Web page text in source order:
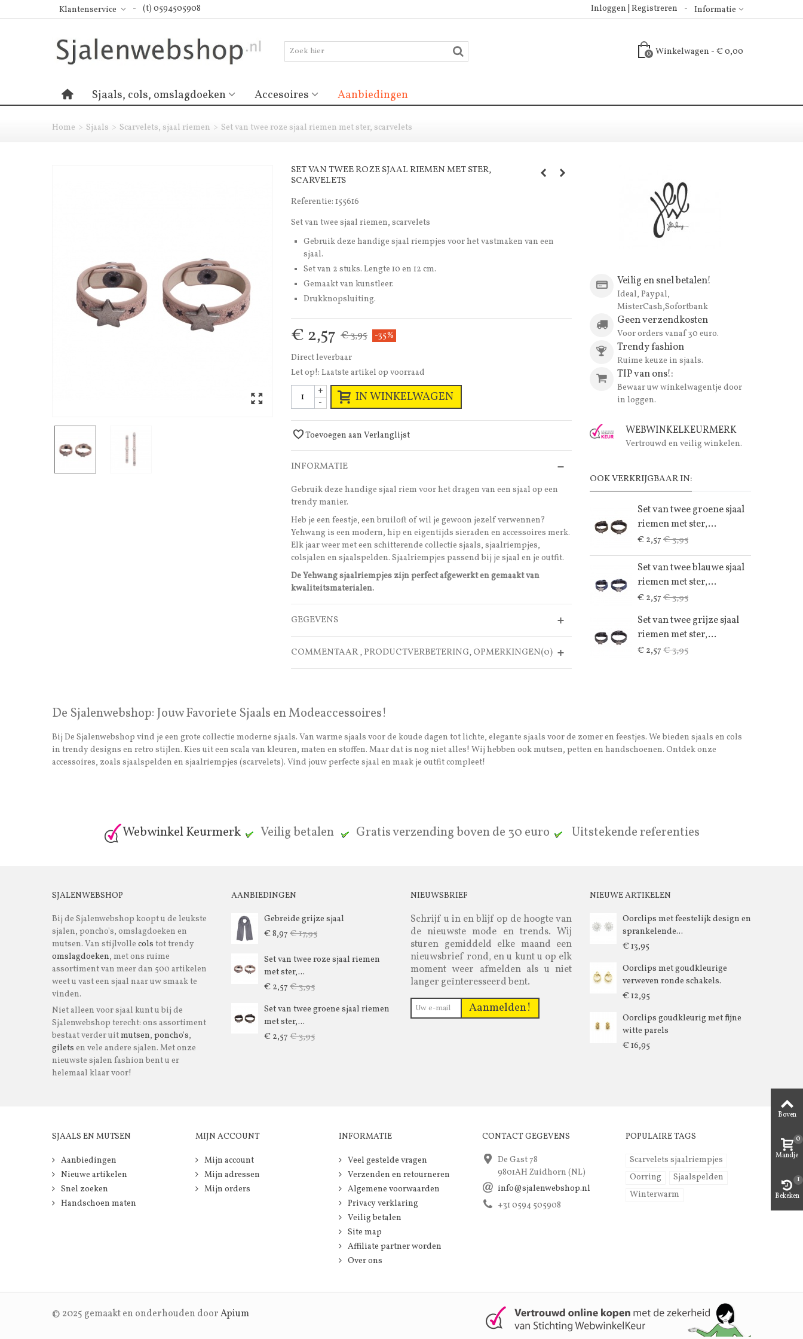
Klantenservice (t) 0594505908 Informatie
Inloggen | Registreren
0 Winkelwagen - € 0,00
Sjaals, cols, omslagdoeken Accesoires Aanbiedingen
Home > Sjaals > Scarvelets, sjaal riemen > Set van twee roze sjaal riemen met ster, scarvelets
SET VAN TWEE ROZE SJAAL RIEMEN MET STER,
SCARVELETS
Referentie: 155616
Set van twee sjaal riemen, scarvelets
Gebruik deze handige sjaal riempjes voor het vastmaken van een
sjaal.
Set van 2 stuks. Lengte 10 en 12 cm.
Gemaakt van kunstleer.
Drukknopsluiting.
€ 2,57 € 3,95
-35%
Direct leverbaar
Let op!: Laatste artikel op voorraad
-
+ IN WINKELWAGEN
Toevoegen aan Verlanglijst
INFORMATIE
Gebruik deze handige sjaal riem voor het dragen van een sjaal op een
trendy manier.
Heb je een feestje, een bruiloft of wil je gewoon jezelf verwennen?
Yehwang is een modern, hip en eigentijds sieraden en accessoires merk.
Elk jaar weer met een schitterende collectie sjaals, sjaalriempjes,
colsjalen en sjaalspelden. Sjaalriempjes passend bij je sjaal en je outfit.
De Yehwang sjaalriempjes zijn perfect afgewerkt en gemaakt van
kwaliteitsmaterialen.
GEGEVENS
COMMENTAAR , PRODUCTVERBETERING, OPMERKINGEN(0)
Veilig en snel betalen!
Ideal, Paypal,
MisterCash,Sofortbank
Geen verzendkosten
Voor orders vanaf 30 euro.
Trendy fashion
Ruime keuze in sjaals.
TIP van ons!:
Bewaar uw winkelwagentje door
in loggen.
WEBWINKELKEURMERK
Vertrouwd en veilig winkelen.
OOK VERKRIJGBAAR IN:
Set van twee groene sjaal
riemen met ster,...
€ 2,57 € 3,95
Set van twee blauwe sjaal
riemen met ster,...
€ 2,57 € 3,95
Set van twee grijze sjaal
riemen met ster,...
€ 2,57 € 3,95
De Sjalenwebshop: Jouw Favoriete Sjaals en Modeaccessoires!
Bij De Sjalenwebshop vind je een grote collectie moderne sjaals. Van warme sjaals voor de koude dagen tot lichte, elegante sjaals voor de zomer en feestjes. We bieden sjaals en cols
in trendy designs en retro stijlen. Kies uit een scala van kleuren, maten en stoffen. Maar dat is nog niet alles! Wij hebben ook mutsen, petten en handschoenen. Ontdek onze
accessoires, zoals sjaalspelden en sjaalriempjes (scarvelets). Vind jouw perfecte sjaal en maak je outfit compleet!
Webwinkel Keurmerk Veilig betalen Gratis verzending boven de 30 euro Uitstekende referenties
SJALENWEBSHOP
Bij de Sjalenwebshop koopt u de leukste
sjalen, poncho's, omslagdoeken en
mutsen. Van stijlvolle cols tot trendy
omslagdoeken, met ons ruime
assortiment van meer dan 500 artikelen
weet u vast een sjaal naar uw smaak te
vinden.
Niet alleen voor sjaal kunt u bij de
Sjalenwebshop terecht: ons assortiment
bestaat verder uitmutsen, poncho's,
gilets en vele andere sjalen. Met onze
nieuwste sjalen fashion bent u er
helemaal klaar voor!
AANBIEDINGEN
Gebreide grijze sjaal
€ 8,97 € 17,95
Set van twee roze sjaal riemen
met ster,...
€ 2,57 € 3,95
Set van twee groene sjaal riemen
met ster,...
€ 2,57 € 3,95
NIEUWSBRIEF
Schrijf u in en blijf op de hoogte van
de nieuwste mode en trends. Wij
sturen gemiddeld elke maand een
nieuwsbrief rond, en u kunt u op elk
moment weer afmelden als u niet
langer geïnteresseerd bent.
Aanmelden!
NIEUWE ARTIKELEN
Oorclips met feestelijk design en
sprankelende...
€ 13,95
Oorclips met goudkleurige
verweven ronde schakels.
€ 12,95
Oorclips goudkleurig met fijne
witte parels
€ 16,95
SJAALS EN MUTSEN
Aanbiedingen
Nieuwe artikelen
Snel zoeken
Handschoen maten
MIJN ACCOUNT
Mijn account
Mijn adressen
Mijn orders
INFORMATIE
Veel gestelde vragen
Verzenden en retourneren
Algemene voorwaarden
Privacy verklaring
Veilig betalen
Site map
Affiliate partner worden
Over ons
CONTACT GEGEVENS
De Gast 78
9801AH Zuidhorn (NL)
info@sjalenwebshop.nl
+31 0594 505908
POPULAIRE TAGS
Scarvelets sjaalriempjes
Oorring
Sjaalspelden
Winterwarm
© 2025 gemaakt en onderhouden doorApium
Boven
Mandje
0
Bekeken
1